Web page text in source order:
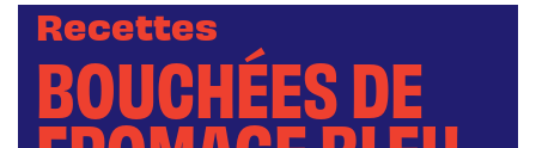
Recettes
BOUCHÉES DE